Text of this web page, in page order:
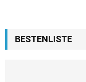
BESTENLISTE